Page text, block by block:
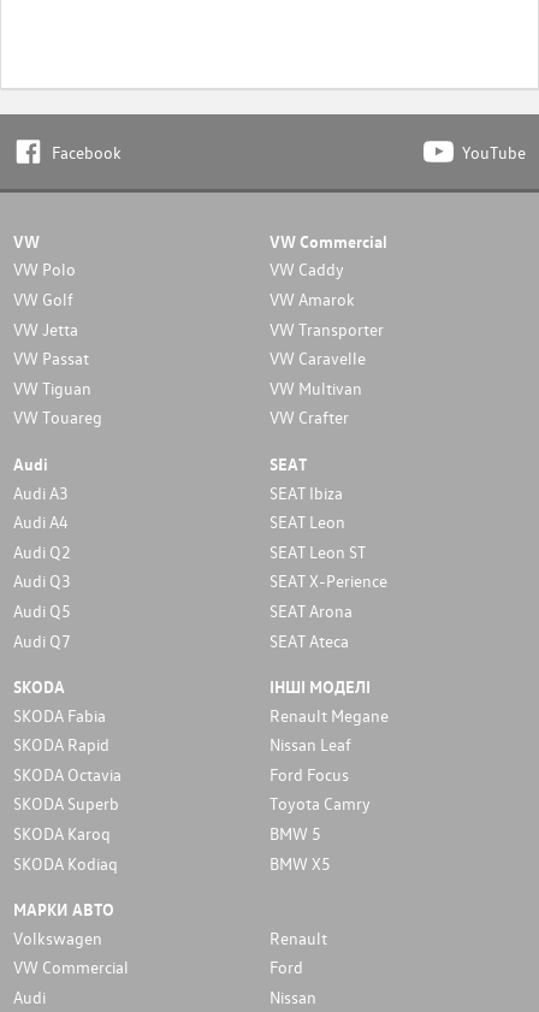
Facebook YouTube
VW
VW Polo
VW Golf
VW Jetta
VW Passat
VW Tiguan
VW Touareg
VW Commercial
VW Caddy
VW Amarok
VW Transporter
VW Caravelle
VW Multivan
VW Crafter
Audi
Audi A3
Audi A4
Audi Q2
Audi Q3
Audi Q5
Audi Q7
SEAT
SEAT Ibiza
SEAT Leon
SEAT Leon ST
SEAT X-Perience
SEAT Arona
SEAT Ateca
SKODA
SKODA Fabia
SKODA Rapid
SKODA Octavia
SKODA Superb
SKODA Karoq
SKODA Kodiaq
ІНШІ МОДЕЛІ
Renault Megane
Nissan Leaf
Ford Focus
Toyota Camry
BMW 5
BMW X5
МАРКИ АВТО
Volkswagen
Renault
VW Commercial
Ford
Audi
Nissan